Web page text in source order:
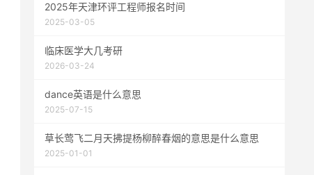
2025年天津环评工程师报名时间
2025-03-05
临床医学大几考研
2026-03-24
dance英语是什么意思
2025-07-15
草长莺飞二月天拂提杨柳醉春烟的意思是什么意思
2025-01-01